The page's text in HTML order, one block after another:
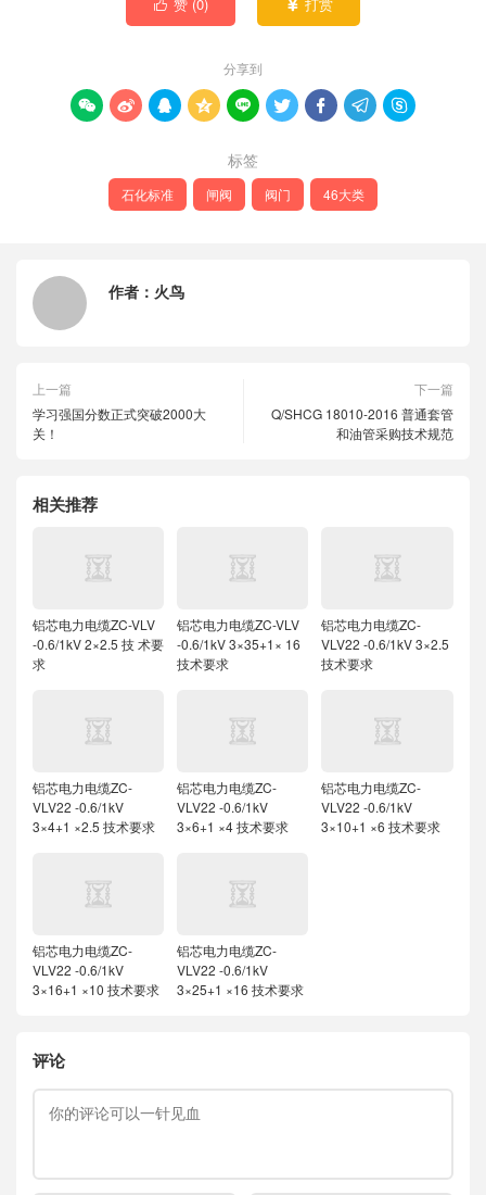
 
分享到
        
标签
石化标准 闸阀 阀门 46大类
作者： 火鸟
上一篇
学习强国分数正式突破2000大
关！
下一篇
Q/SHCG 18010-2016 普通套管
和油管采购技术规范
相关推荐
铝芯电力电缆ZC-VLV
-0.6/1kV 2×2.5 技 术要
求
铝芯电力电缆ZC-VLV
-0.6/1kV 3×35+1× 16
技术要求
铝芯电力电缆ZC-
VLV22 -0.6/1kV 3×2.5
技术要求
铝芯电力电缆ZC-
VLV22 -0.6/1kV
3×4+1 ×2.5 技术要求
铝芯电力电缆ZC-
VLV22 -0.6/1kV
3×6+1 ×4 技术要求
铝芯电力电缆ZC-
VLV22 -0.6/1kV
3×10+1 ×6 技术要求
铝芯电力电缆ZC-
VLV22 -0.6/1kV
3×16+1 ×10 技术要求
铝芯电力电缆ZC-
VLV22 -0.6/1kV
3×25+1 ×16 技术要求
评论